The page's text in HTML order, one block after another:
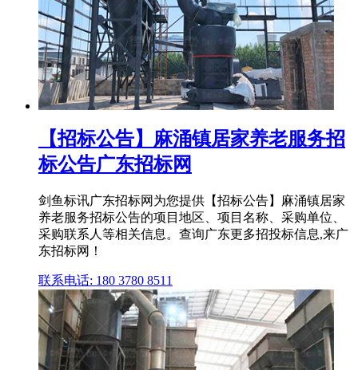
【招标公告】麻涌镇居家养老服务招
标公告广东招标网
剑鱼标讯广东招标网为您提供【招标公告】麻涌镇居家
养老服务招标公告的项目地区、项目名称、采购单位、
采购联系人等相关信息。查询广东更多招投标信息,来广
东招标网！
联系电话: 180 3780 8511